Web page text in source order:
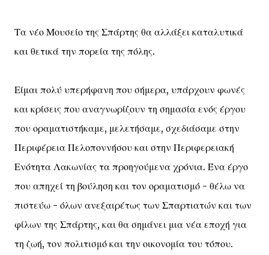
Τα νέο Μουσείο της Σπάρτης θα αλλάξει καταλυτικά
και θετικά την πορεία της πόλης.
Είμαι πολύ υπερήφανη που σήμερα, υπάρχουν φωνές
και κρίσεις που αναγνωρίζουν τη σημασία ενός έργου
που οραματιστήκαμε, μελετήσαμε, σχεδιάσαμε στην
Περιφέρεια Πελοποννήσου και στην Περιφερειακή
Ενότητα Λακωνίας τα προηγούμενα χρόνια. Ένα έργο
που απηχεί τη βούληση και τον οραματισμό - θέλω να
πιστεύω - όλων ανεξαιρέτως των Σπαρτιατών και των
φίλων της Σπάρτης, και θα σημάνει μια νέα εποχή για
τη ζωή, τον πολιτισμό και την οικονομία του τόπου.